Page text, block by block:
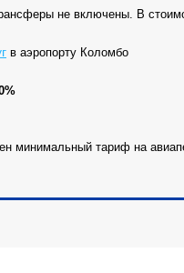
не включены. В
в аэропорту Коломбо
минимальный тариф на